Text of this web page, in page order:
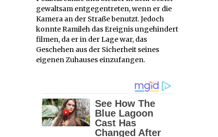
gewaltsam entgegentreten, wenn er die
Kamera an der Straße benutzt. Jedoch
konnte Ramileh das Ereignis ungehindert
filmen, da er in der Lage war, das
Geschehen aus der Sicherheit seines
eigenen Zuhauses einzufangen.